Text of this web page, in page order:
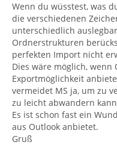
Wenn du wüsstest, was
die verschiedenen
unterschiedlich
Ordnerstrukturen
perfekten Import nicht
Dies wäre möglich, wenn
Exportmöglichkeit
vermeidet MS ja, um zu
zu leicht abwandern
Es ist schon fast ein
aus Outlook anbietet.
Gruß